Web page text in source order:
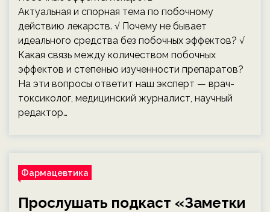
Актуальная и спорная тема по побочному
действию лекарств. √ Почему не бывает
идеального средства без побочных эффектов? √
Какая связь между количеством побочных
эффектов и степенью изученности препаратов?
На эти вопросы ответит наш эксперт — врач-
токсиколог, медицинский журналист, научный
редактор…
Фармацевтика
Прослушать подкаст «Заметки